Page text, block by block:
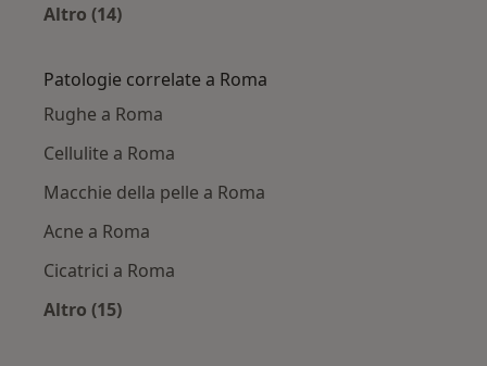
Altro (14)
Patologie correlate a Roma
Rughe a Roma
Cellulite a Roma
Macchie della pelle a Roma
Acne a Roma
Cicatrici a Roma
Altro (15)